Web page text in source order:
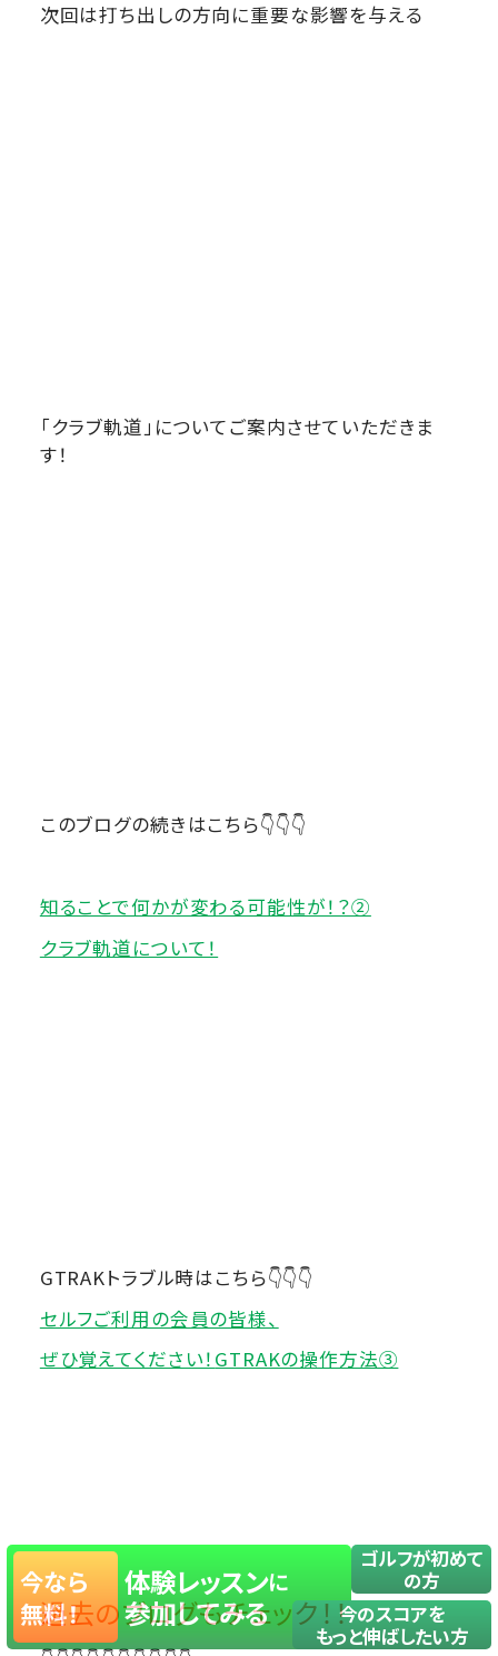
今なら
無料！
体験レッスンに
参加してみる
ゴルフが初めて
の方
今のスコアを
もっと伸ばしたい方
次回は打ち出しの方向に重要な影響を与える
「クラブ軌道」についてご案内させていただきま
す！
このブログの続きはこちら👇👇👇
知ることで何かが変わる可能性が！？②
クラブ軌道について！
GTRAKトラブル時はこちら👇👇👇
セルフご利用の会員の皆様、
ぜひ覚えてください！ GTRAKの操作方法③
過去のブログもチェック！！